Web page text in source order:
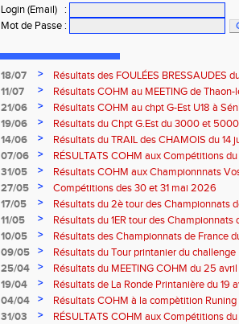
Login (Email)
:
Mot de Passe :
18/07 >
Résultats des FOULÉES BRESSAUDES
Bresse
11/07 >
Résultats COHM au MEETING de Thaon-
2026
21/06 >
Résultats COHM au chpt G-Est U18 à
2026
19/06 >
Résultats du Chpt G.Est du 3000 et
Amneville
14/06 >
Résultats du TRAIL des CHAMOIS du 14
Moselotte
07/06 >
RÉSULTATS COHM aux Compétitions
31/05
>
Résultats COHM aux Championnnats
Masters du 31 mai 2026 à Remiremont
27/05 >
Compétitions des 30 et 31 mai 2026
17/05
>
Résultats du 2è tour des Championnats
région G-Est du 17 mai 2025 à
11/05 >
Résultats du 1ER tour des Championnats
Thaon-les Vosges
10/05 >
Résultats des Championnats de France
Marathon du 10 mai à Troyes
09/05 >
Résultats du Tour printanier du
25/04
>
Résultats du MEETING COHM du 25
19/04
>
Résultats de La Ronde Printanière du 19
route de Belfort
04/04 >
Résultats COHM à la compètition
court" des 4 et 5 avril à Toul
31/03 >
RÉSULTATS COHM aux Compétitions